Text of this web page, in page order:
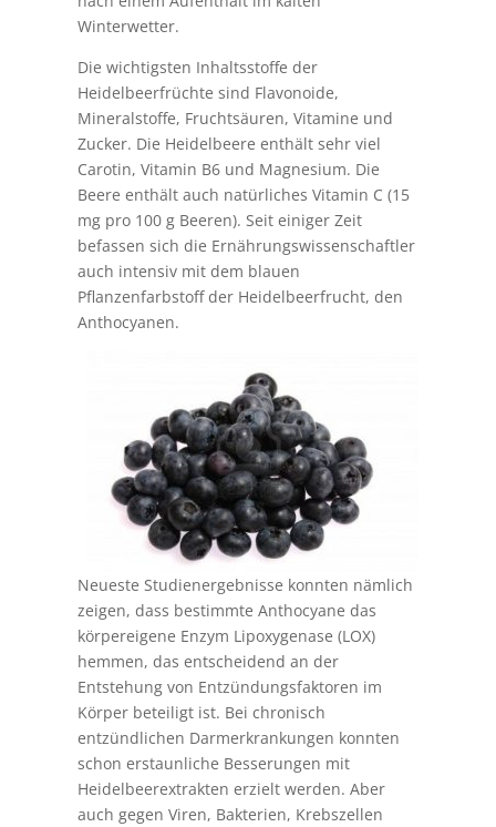
Winterwetter.
Die wichtigsten Inhaltsstoffe der
Heidelbeerfrüchte sind Flavonoide,
Mineralstoffe, Fruchtsäuren, Vitamine und
Zucker. Die Heidelbeere enthält sehr viel
Carotin, Vitamin B6 und Magnesium. Die
Beere enthält auch natürliches Vitamin C (15
mg pro 100 g Beeren). Seit einiger Zeit
befassen sich die Ernährungswissenschaftler
auch intensiv mit dem blauen
Pflanzenfarbstoff der Heidelbeerfrucht, den
Anthocyanen.
Neueste Studienergebnisse konnten nämlich
zeigen, dass bestimmte Anthocyane das
körpereigene Enzym Lipoxygenase (LOX)
hemmen, das entscheidend an der
Entstehung von Entzündungsfaktoren im
Körper beteiligt ist. Bei chronisch
entzündlichen Darmerkrankungen konnten
schon erstaunliche Besserungen mit
Heidelbeerextrakten erzielt werden. Aber
auch gegen Viren, Bakterien, Krebszellen